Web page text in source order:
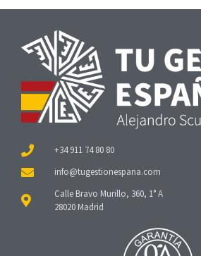
+34 911 74 80 80
Calle Bravo Murillo, 360, 1° A
28020 Madrid